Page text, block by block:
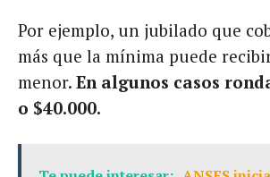
Por ejemplo, un jubilado que
más que la mínima puede
menor. En algunos casos
o $40.000.